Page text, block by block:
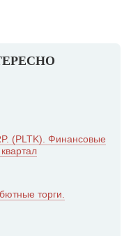
(PLTK). Финансовые
торги.